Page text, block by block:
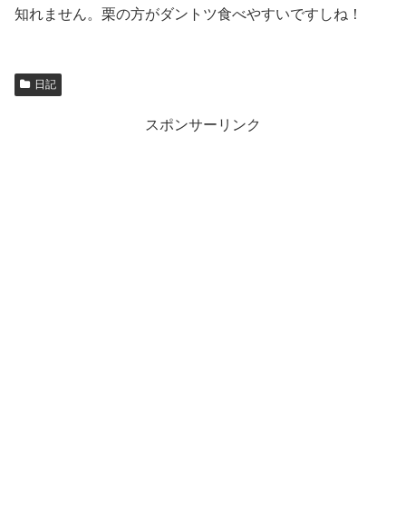
知れません。栗の方がダントツ食べやすいですしね！
日記
スポンサーリンク